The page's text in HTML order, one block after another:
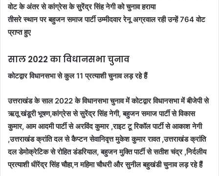
वोट के अंतर से कांग्रेस के सुरेंद्र सिंह नेगी को चुनाव हराया
तीसरे स्थान पर बहुजन समाज पार्टी उम्मीदवार रेनू अग्रवाल रही उन्हें 764 वोट
प्राप्त हुए
साल 2022 का विधानसभा चुनाव
कोटद्वार विधानसभा से कुल 11 प्रत्याशी चुनाव लड़ रहे हैं
उत्तराखंड के साल 2022 के विधानसभा चुनाव में कोटद्वार विधानसभा में बीजेपी से
ऋतू खंडूरी भूषण,कांग्रेस से सुरेंद्र सिंह नेगी, बहुजन समाज पार्टी से विकास
कुमार, आम आदमी पार्टी से अरविंद कुमार ,राइट टू रिकॉल पार्टी से आकाश नेगी
,उत्तराखंड क्रांति दल से कैप्टन सेवानिवृत्त मुकेश कुमार रावत ,उत्तराखंड क्रांति
दल डेमोक्रेटिक से रोहित डंडरियाल, बहुजन मुक्ति पार्टी से सतीश चंद्र ,निर्दलीय
प्रत्याशी धीरेंद्र सिंह चौहा,न महिमा चौधरी और सुनील बहुखंडी चुनाव लड़ रहे हैं